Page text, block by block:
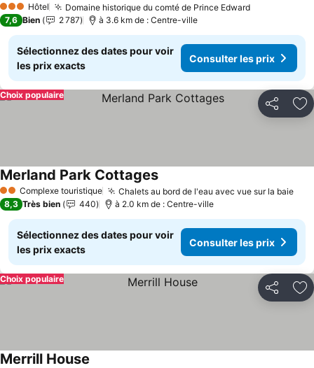
3 ÉtoilesHôtel Domaine historique du comté de Prince EdwardConsulter
7,6 Bien 2 787 à 3.6 km de : Centre-ville
Sélectionnez des dates pour voir
les prix exacts
Consulter les prix
Partager
Choix populaire
2 ÉtoilesComplexe touristique Chalets au bord de l'eau avec vue sur la baie
Merland Park CottagesConsulter les prix
8,3 Très bien 440 à 2.0 km de : Centre-ville
Sélectionnez des dates pour voir
les prix exacts
Consulter les prix
Partager
Choix populaire
Merrill House